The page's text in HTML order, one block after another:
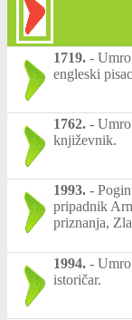
1719. -
engleski
1762. -
književnik.
1993. -
pripadnik
priznanja,
1994. -
istoričar.